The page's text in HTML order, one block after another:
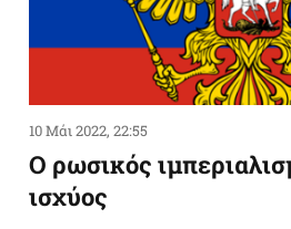
10 Μάι 2022, 22:55
Ο ρωσικός
ισχύος